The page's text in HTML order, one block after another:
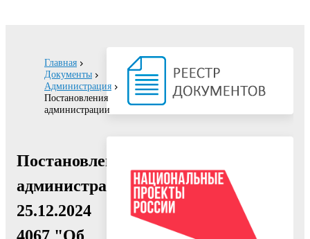
Главная
Документы
Администрация
Постановления
администрации
Постановление
администрации
25.12.2024